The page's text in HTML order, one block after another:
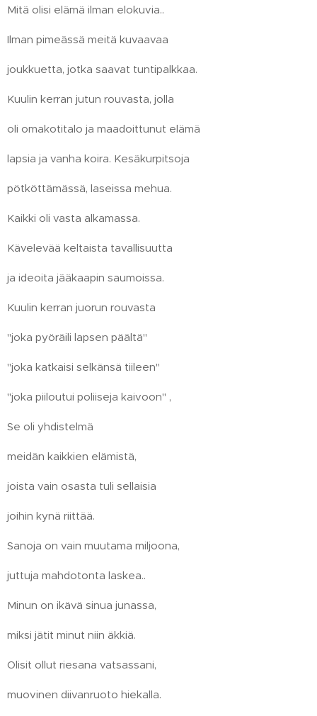
Mitä olisi elämä ilman elokuvia..
Ilman pimeässä meitä kuvaavaa
joukkuetta, jotka saavat tuntipalkkaa.
Kuulin kerran jutun rouvasta, jolla
oli omakotitalo ja maadoittunut elämä
lapsia ja vanha koira. Kesäkurpitsoja
pötköttämässä, laseissa mehua.
Kaikki oli vasta alkamassa.
Kävelevää keltaista tavallisuutta
ja ideoita jääkaapin saumoissa.
Kuulin kerran juorun rouvasta
"joka pyöräili lapsen päältä"
"joka katkaisi selkänsä tiileen"
"joka piiloutui poliiseja kaivoon" ,
Se oli yhdistelmä
meidän kaikkien elämistä,
joista vain osasta tuli sellaisia
joihin kynä riittää.
Sanoja on vain muutama miljoona,
juttuja mahdotonta laskea..
Minun on ikävä sinua junassa,
miksi jätit minut niin äkkiä.
Olisit ollut riesana vatsassani,
muovinen diivanruoto hiekalla.